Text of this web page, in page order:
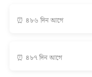
⏰ ৪৮৬ দিন আগে
⏰ ৪৮৭ দিন আগে